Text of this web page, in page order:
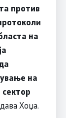
против
на
на
Хоџа.